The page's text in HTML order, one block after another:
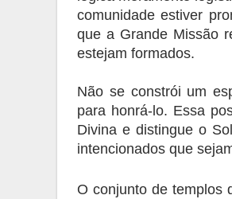
comunidade estiver
que a Grande Missão
estejam formados.
Não se constrói um
para honrá-lo. Essa
Divina e distingue o
intencionados que
O conjunto de templos